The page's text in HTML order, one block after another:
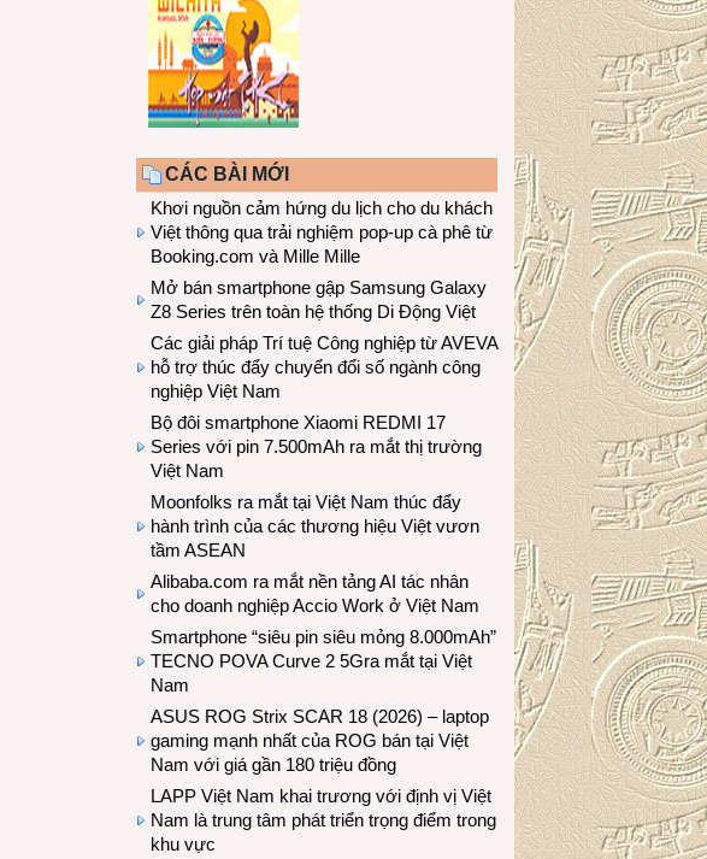
CÁC BÀI MỚI
Khơi nguồn cảm hứng du lịch cho du khách
Việt thông qua trải nghiệm pop-up cà phê từ
Booking.com và Mille Mille
Mở bán smartphone gập Samsung Galaxy
Z8 Series trên toàn hệ thống Di Động Việt
Các giải pháp Trí tuệ Công nghiệp từ AVEVA
hỗ trợ thúc đẩy chuyển đổi số ngành công
nghiệp Việt Nam
Bộ đôi smartphone Xiaomi REDMI 17
Series với pin 7.500mAh ra mắt thị trường
Việt Nam
Moonfolks ra mắt tại Việt Nam thúc đẩy
hành trình của các thương hiệu Việt vươn
tầm ASEAN
Alibaba.com ra mắt nền tảng AI tác nhân
cho doanh nghiệp Accio Work ở Việt Nam
Smartphone “siêu pin siêu mỏng 8.000mAh”
TECNO POVA Curve 2 5Gra mắt tại Việt
Nam
ASUS ROG Strix SCAR 18 (2026) – laptop
gaming mạnh nhất của ROG bán tại Việt
Nam với giá gần 180 triệu đồng
LAPP Việt Nam khai trương với định vị Việt
Nam là trung tâm phát triển trọng điểm trong
khu vực